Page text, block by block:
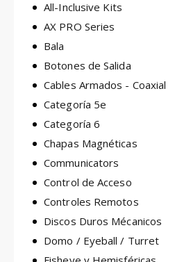
All-Inclusive Kits
AX PRO Series
Bala
Botones de Salida
Cables Armados - Coaxial
Categoría 5e
Categoría 6
Chapas Magnéticas
Communicators
Control de Acceso
Controles Remotos
Discos Duros Mécanicos
Domo / Eyeball / Turret